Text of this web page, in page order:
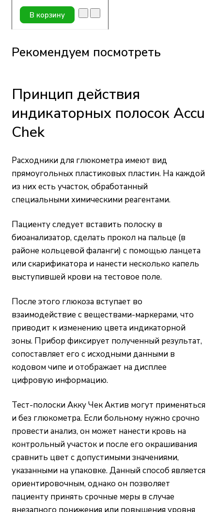
В корзину
Рекомендуем посмотреть
Принцип действия
индикаторных полосок Accu
Chek
Расходники для глюкометра имеют вид
прямоугольных пластиковых пластин. На каждой
из них есть участок, обработанный
специальными химическими реагентами.
Пациенту следует вставить полоску в
биоанализатор, сделать прокол на пальце (в
районе кольцевой фаланги) с помощью ланцета
или скарификатора и нанести несколько капель
выступившей крови на тестовое поле.
После этого глюкоза вступает во
взаимодействие с веществами-маркерами, что
приводит к изменению цвета индикаторной
зоны. Прибор фиксирует полученный результат,
сопоставляет его с исходными данными в
кодовом чипе и отображает на дисплее
цифровую информацию.
Тест-полоски Акку Чек Актив могут применяться
и без глюкометра. Если больному нужно срочно
провести анализ, он может нанести кровь на
контрольный участок и после его окрашивания
сравнить цвет с допустимыми значениями,
указанными на упаковке. Данный способ является
ориентировочным, однако он позволяет
пациенту принять срочные меры в случае